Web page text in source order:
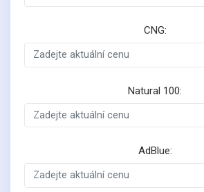
CNG:
Natural 100:
AdBlue: